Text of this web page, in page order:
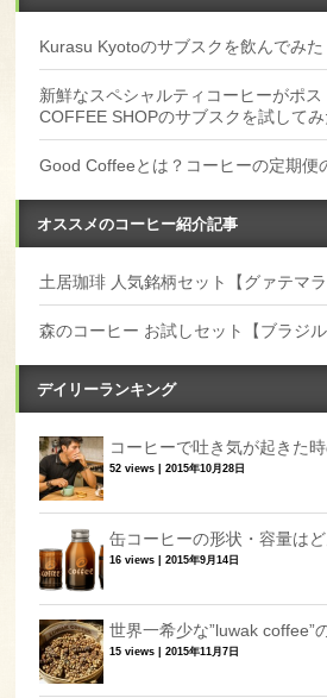
Kurasu Kyotoのサブスクを飲んでみ
新鮮なスペシャルティコーヒーがポ
COFFEE SHOPのサブスクを試してみ
Good Coffeeとは？コーヒーの定期便
オススメのコーヒー紹介記事
土居珈琲 人気銘柄セット【グァテマ
森のコーヒー お試しセット【ブラジル
デイリーランキング
コーヒーで吐き気が起きた
52 views |2015年10月28日
缶コーヒーの形状・容量は
16 views |2015年9月14日
世界一希少な”luwak coffee”
15 views |2015年11月7日